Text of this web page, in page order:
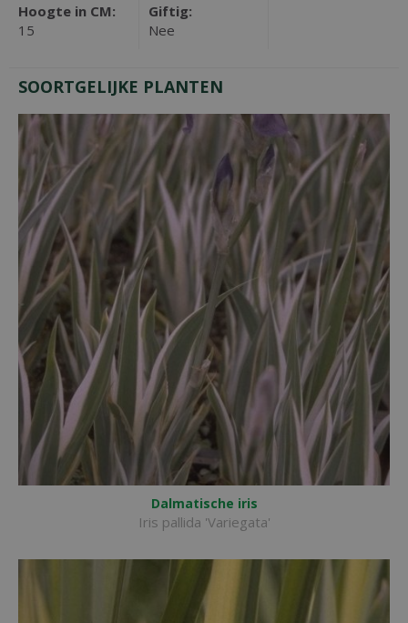
Hoogte in CM:
15
Giftig:
Nee
SOORTGELIJKE PLANTEN
Dalmatische iris
Iris pallida 'Variegata'